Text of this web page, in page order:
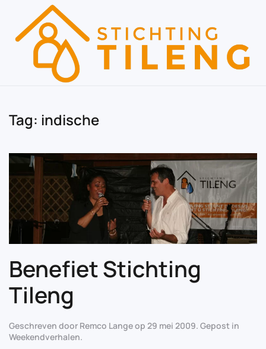
Skip to main content
Tag: indische
Benefiet Stichting
Tileng
Geschreven door Remco Langeop 29 mei 2009. Gepost in
Weekendverhalen.